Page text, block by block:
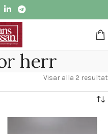
herr
Visar alla 2 resultat